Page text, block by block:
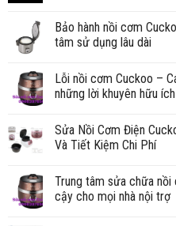
Bảo hành nồi cơm
tâm sử dụng lâu dài
Lỗi nồi cơm Cuckoo –
những lời khuyên hữu ích
Sửa Nồi Cơm Điện
Và Tiết Kiệm Chi Phí
Trung tâm sửa chữa
cậy cho mọi nhà nội trợ